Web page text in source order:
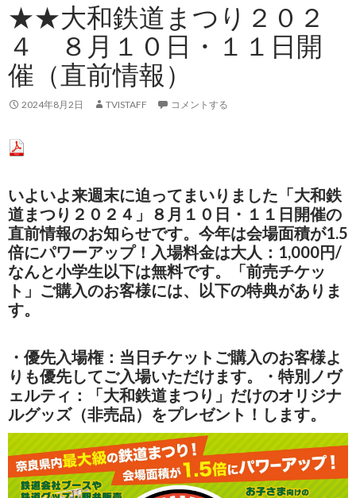
★★大和鉄道まつり２０２
４ ８月１０日・１１日開
催（直前情報）
2024年8月2日 TVISTAFF コメントする
いよいよ来週末に迫ってまいりました「大和鉄
道まつり２０２４」８月１０日・１１日開催の
直前情報のお知らせです。 今年は会場面積が1.5
倍にパワーアップ！入場料金は大人：1,000円/
なんと小学生以下は無料です。「前売チケッ
ト」ご購入のお客様には、以下の特典がありま
す。
・優先入場権：当日チケットご購入のお客様よ
りも優先してご入場いただけます。・特別ノヴ
ェルティ：「大和鉄道まつり」だけのオリジナ
ルグッズ（非売品）をプレゼント！します。